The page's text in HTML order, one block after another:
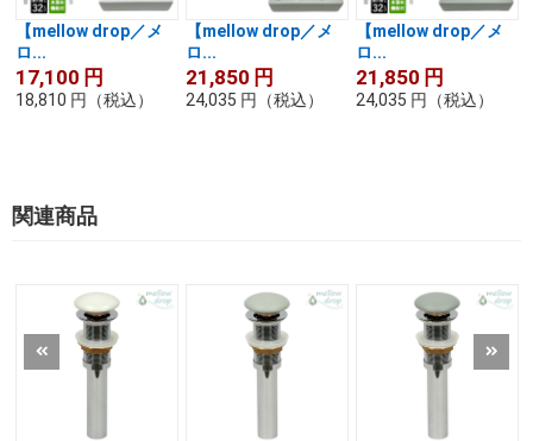
【mellow drop／メ
ロ...
17,100 円
18,810 円 （税込）
【mellow drop／メ
ロ...
21,850 円
24,035 円 （税込）
【mellow drop／メ
ロ...
21,850 円
24,035 円 （税込）
関連商品